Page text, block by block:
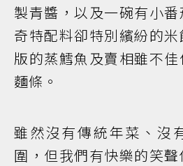
製青醬，以及一碗有小
奇特配料卻特別繽紛的
版的蒸鱈魚及賣相雖不
麵條。
雖然沒有傳統年菜、沒
圍，但我們有快樂的笑